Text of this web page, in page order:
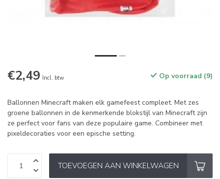
€2,49 Incl. btw Op voorraad (9)
Ballonnen Minecraft maken elk gamefeest compleet. Met zes
groene ballonnen in de kenmerkende blokstijl van Minecraft zijn
ze perfect voor fans van deze populaire game. Combineer met
pixeldecoraties voor een epische setting.
TOEVOEGEN AAN WINKELWAGEN